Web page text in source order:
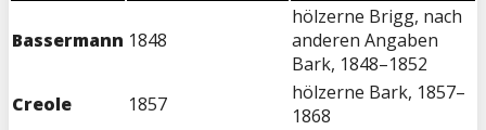
Bassermann 1848
hölzerne Brigg, nach
anderen Angaben
Bark, 1848–1852
Creole
1857
hölzerne Bark, 1857–
1868